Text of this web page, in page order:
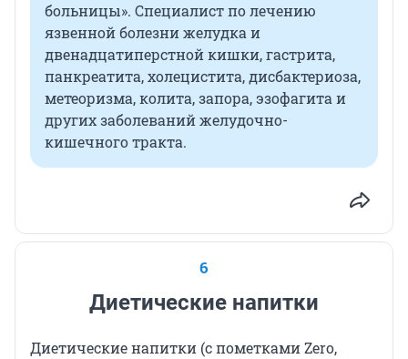
больницы». Специалист по лечению
язвенной болезни желудка и
двенадцатиперстной кишки, гастрита,
панкреатита, холецистита, дисбактериоза,
метеоризма, колита, запора, эзофагита и
других заболеваний желудочно-
кишечного тракта.
6
Диетические напитки
Диетические напитки (с пометками Zero,